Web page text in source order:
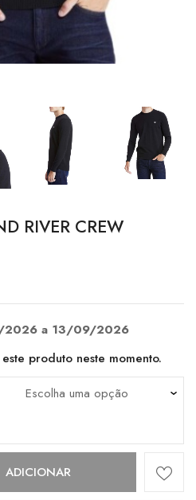
RIVER CREW
2026 a 13/09/2026
produto neste momento.
ADICIONAR